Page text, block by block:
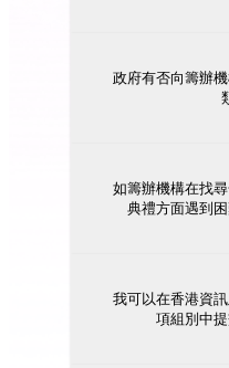
政府有否向籌辦
如籌辦機構在找
典禮方面遇到
我可以在香港資
項組別中